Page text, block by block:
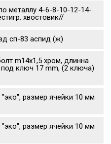
металлу 4-6-8-10-12-14-
хвостовик//
сп-83 аспид (ж)
m14x1,5 хром, длинна
ключ 17 mm, (2 ключа)
размер ячейки 10 мм
размер ячейки 10 мм